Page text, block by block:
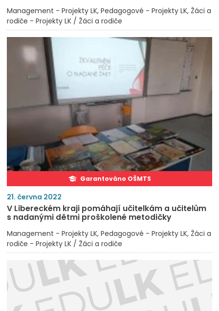
Management - Projekty LK Pedagogové - Projekty LK Žáci a
rodiče - Projekty LK / Žáci a rodiče
Garantováno OŠMTS
21. června 2022
V Libereckém kraji pomáhají učitelkám a učitelům
s nadanými dětmi proškolené metodičky
Management - Projekty LK Pedagogové - Projekty LK Žáci a
rodiče - Projekty LK / Žáci a rodiče